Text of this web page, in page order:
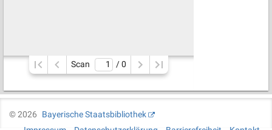
Scan / 0
©2026
Bayerische Staatsbibliothek